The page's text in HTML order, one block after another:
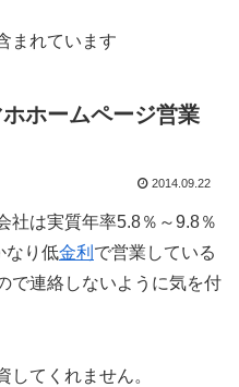
まれています
ホームページ営業
2014.09.22
社は実質年率5.8％～9.8％
なり低金利 で営業している
で連絡しないように気を付
してくれません。